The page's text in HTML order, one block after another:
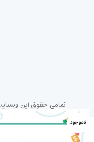
ناموجود
تمامی حقوق این